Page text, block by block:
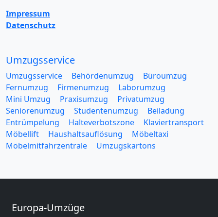
Impressum
Datenschutz
Umzugsservice
Umzugsservice Behördenumzug
Büroumzug
Fernumzug
Firmenumzug
Laborumzug
Mini Umzug
Praxisumzug
Privatumzug
Seniorenumzug
Studentenumzug
Beiladung
Entrümpelung
Halteverbotszone
Klaviertransport
Möbellift
Haushaltsauflösung
Möbeltaxi
Möbelmitfahrzentrale
Umzugskartons
Europa-Umzüge